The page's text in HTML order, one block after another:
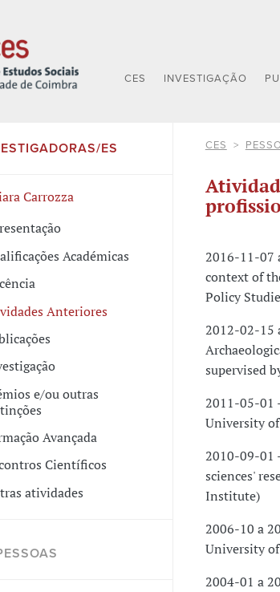
CES INVESTIGAÇÃO
ES
Carrozza
Académicas
Anteriores
e/ou outras
Avançada
Científicos
atividades
CES
2016-11-07
context of
Policy
2012-02-15
supervised
2011-05-01
University
2010-09-01
sciences'
Institute)
2006-10 a
University
2004-01 a